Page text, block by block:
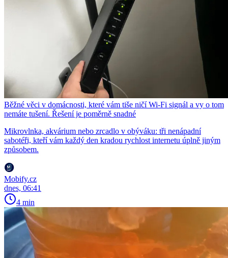
Běžné věci v domácnosti, které vám tiše ničí Wi-Fi signál a vy o tom
nemáte tušení. Řešení je poměrně snadné
Mikrovlnka, akvárium nebo zrcadlo v obýváku: tři nenápadní
sabotéři, kteří vám každý den kradou rychlost internetu úplně jiným
způsobem.
Mobify.cz
dnes, 06:41
4 min